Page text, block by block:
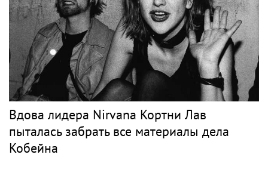
Рок
ЛОЗА Поп